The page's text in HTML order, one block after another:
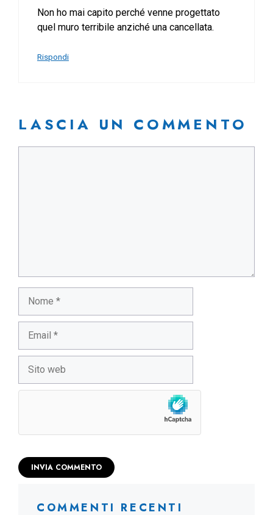
Non ho mai capito perché venne progettato
quel muro terribile anziché una cancellata.
Rispondi
LASCIA UN COMMENTO
web
COMMENTI RECENTI